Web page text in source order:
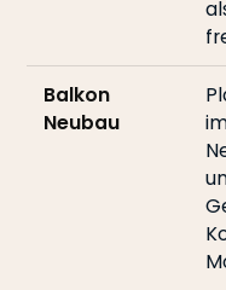
Balkon
Neubau